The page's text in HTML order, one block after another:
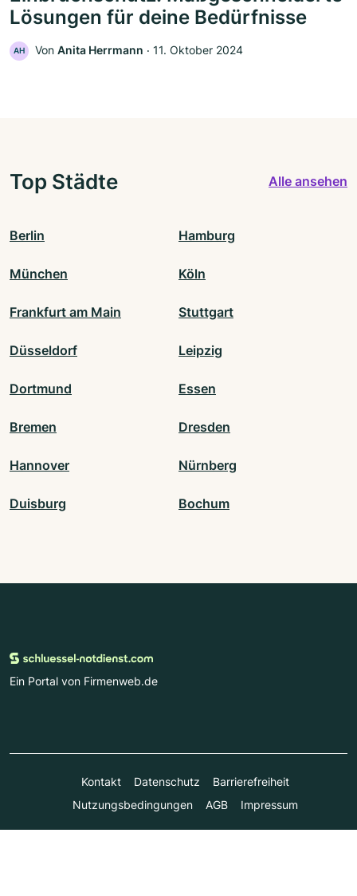
Lösungen für deine Bedürfnisse
AH Von Anita Herrmann ‧ 11. Oktober 2024
Top Städte Alle ansehen
Berlin Hamburg
München Köln
Frankfurt am Main Stuttgart
Düsseldorf Leipzig
Dortmund Essen
Bremen Dresden
Hannover Nürnberg
Duisburg Bochum
Ein Portal von Firmenweb.de
Kontakt Datenschutz
Barrierefreiheit
Nutzungsbedingungen
AGB Impressum